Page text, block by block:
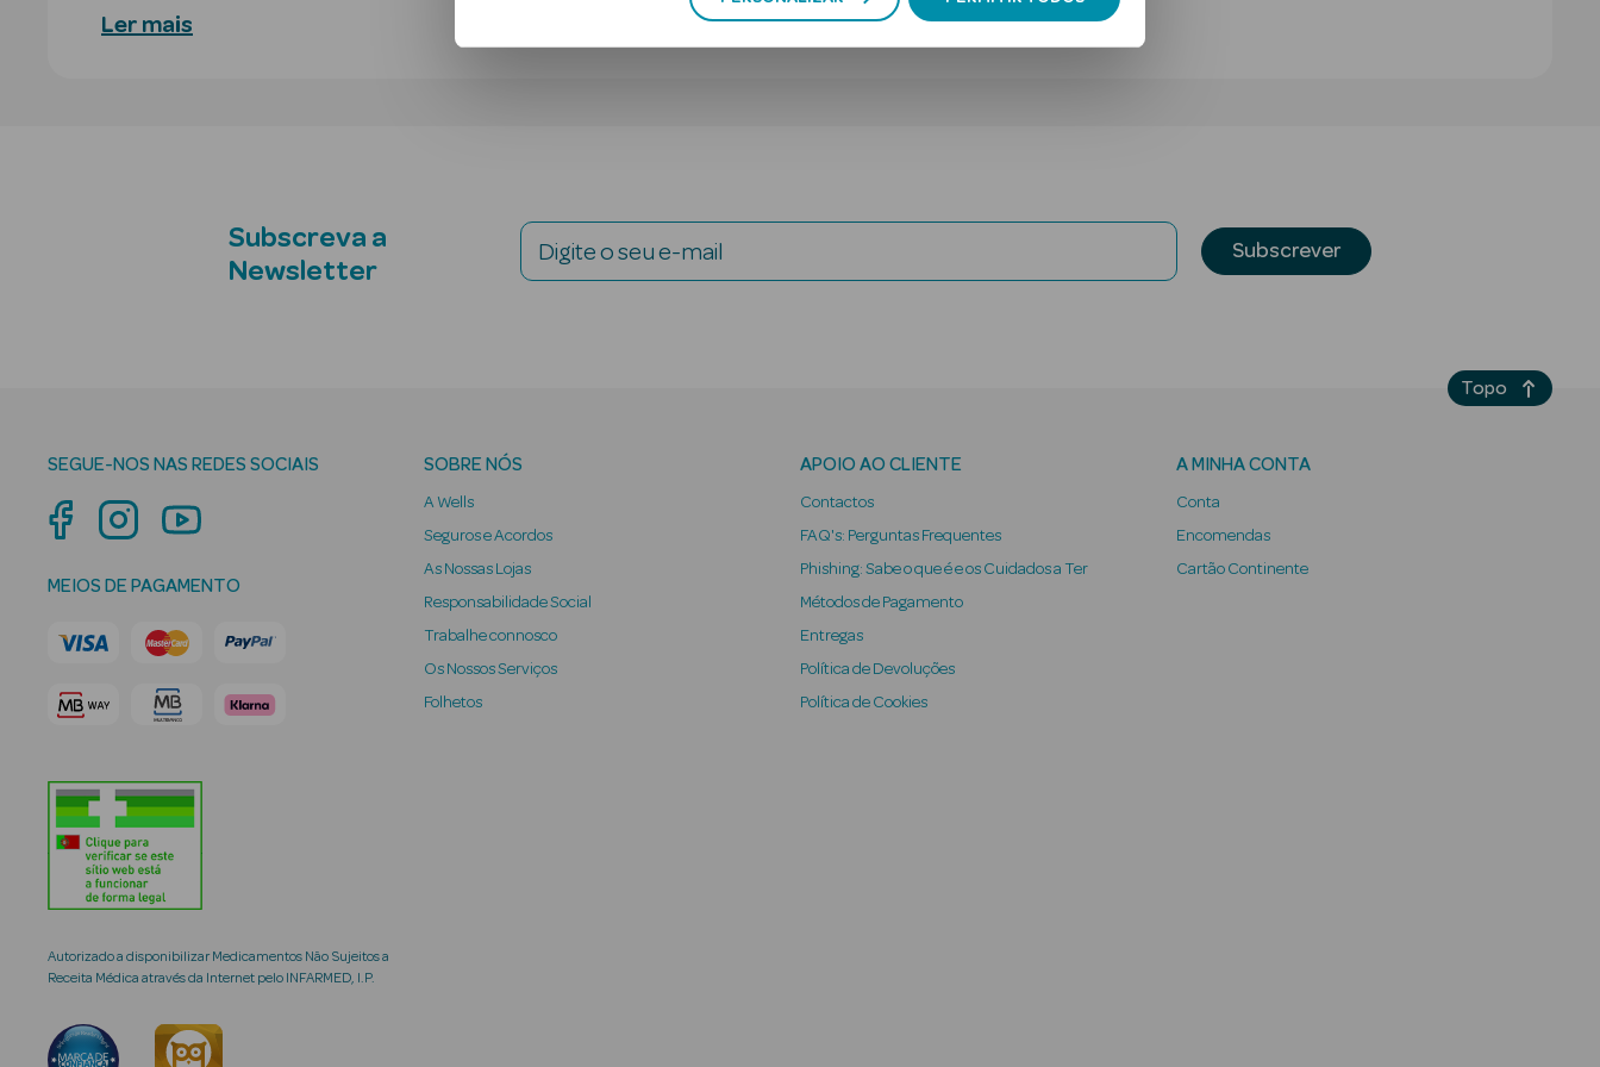
Ler mais
Subscreva a
Newsletter
Digite o seu e-mail Subscrever
SEGUE-NOS NAS REDES SOCIAIS
MEIOS DE PAGAMENTO
Autorizado a disponibilizar Medicamentos Não Sujeitos a
Receita Médica através da Internet pelo INFARMED, I.P.
SOBRE NÓS
A Wells
Seguros e Acordos
As Nossas Lojas
Responsabilidade Social
Trabalhe connosco
Os Nossos Serviços
Folhetos
APOIO AO CLIENTE
Contactos
FAQ's: Perguntas Frequentes
Phishing: Sabe o que é e os Cuidados a Ter
Métodos de Pagamento
Entregas
Política de Devoluções
Política de Cookies
A MINHA CONTA
Conta
Encomendas
Cartão Continente
Topo